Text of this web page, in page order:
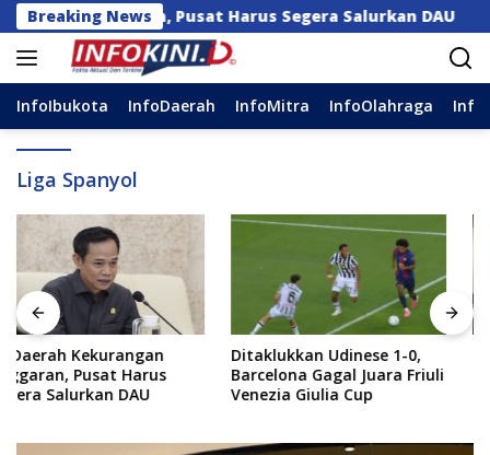
Langsung
ke
konten
Breaking News
Anggaran, Pusat Harus Segera Salurkan DAU
InfoIbukota InfoDaerah InfoMitra InfoOlahraga
Liga Spanyol
Ditaklukkan Udinese 1-0,
Barcelona Gagal Juara Friuli
Venezia Giulia Cup
Perkuat Dukungan bagi
Palestina, Indonesia Dorong
Lima Langkah Konkret